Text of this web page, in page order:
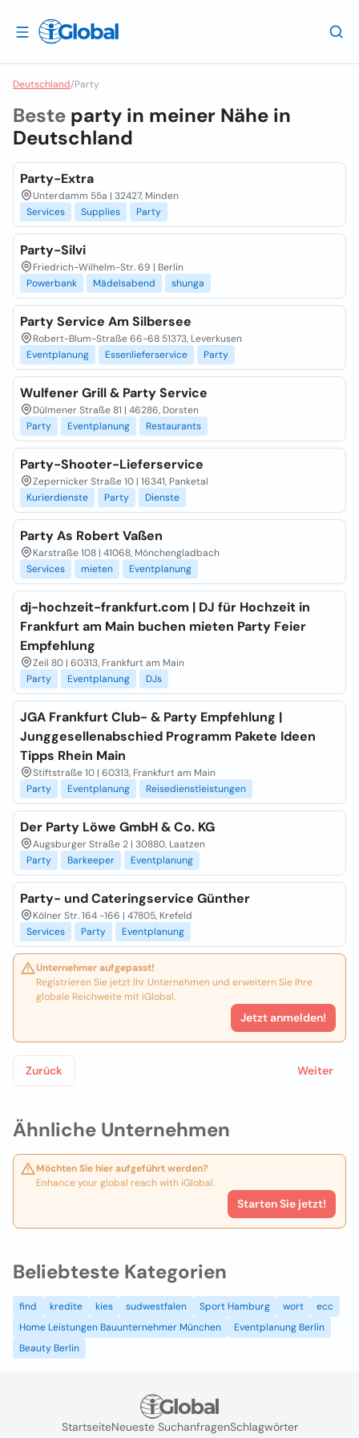
Deutschland/Party
Ähnliche Unternehmen
Möchten Sie hier aufgeführt werden?
Enhance your global reach with iGlobal.
Starten Sie jetzt!
Beste party in meiner Nähe in
Deutschland
Party-Extra
Unterdamm 55a | 32427, Minden
Services
Supplies Party
Party-Silvi
Friedrich-Wilhelm-Str. 69 | Berlin
Powerbank
Mädelsabend shunga
Party Service Am Silbersee
Robert-Blum-Straße 66-68 51373, Leverkusen
Eventplanung
Essenlieferservice Party
Wulfener Grill & Party Service
Dülmener Straße 81 | 46286, Dorsten
Party
Eventplanung Restaurants
Party-Shooter-Lieferservice
Zepernicker Straße 10 | 16341, Panketal
Kurierdienste
Party Dienste
Party As Robert Vaßen
Karstraße 108 | 41068, Mönchengladbach
Services
mieten Eventplanung
dj-hochzeit-frankfurt.com | DJ für Hochzeit in
Frankfurt am Main buchen mieten Party Feier
Empfehlung
Zeil 80 | 60313, Frankfurt am Main
Party
Eventplanung DJs
JGA Frankfurt Club- & Party Empfehlung |
Junggesellenabschied Programm Pakete Ideen
Tipps Rhein Main
Stiftstraße 10 | 60313, Frankfurt am Main
Party
Eventplanung Reisedienstleistungen
Der Party Löwe GmbH & Co. KG
Augsburger Straße 2 | 30880, Laatzen
Party
Barkeeper Eventplanung
Party- und Cateringservice Günther
Kölner Str. 164 -166 | 47805, Krefeld
Services
Party Eventplanung
Unternehmer aufgepasst!
Registrieren Sie jetzt Ihr Unternehmen und erweitern Sie Ihre
globale Reichweite mit iGlobal.
Jetzt anmelden!
Zurück Weiter
Beliebteste Kategorien
find kredite kies sudwestfalen Sport Hamburg wort
ecc
Home Leistungen Bauunternehmer München
Eventplanung Berlin
Beauty Berlin
StartseiteNeueste SuchanfragenSchlagwörter